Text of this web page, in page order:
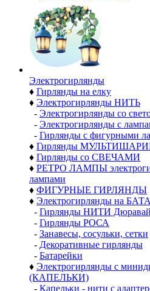
Электро­гирлянды
♦ Гирлянды на елку
♦ Электрогирлянды НИТЬ
- Электрогирлянды со
- Электрогирлянды с
- Гирлянды с фигурными
♦ Гирлянды
♦ Гирлянды со СВЕЧАМИ
♦ РЕТРО ЛАМПЫ
лампами
♦ ФИГУРНЫЕ ГИРЛЯНДЫ
♦ Электрогирлянды на
- Гирлянды НИТИ
- Гирлянды РОСА
- Занавесы, сосульки, сетки
- Декоративные гирлянды
- Батарейки
♦ Электрогирлянды с
(КАПЕЛЬКИ)
- Капельки - нити с